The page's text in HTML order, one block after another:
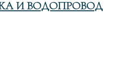
И ВОДОПРОВОД